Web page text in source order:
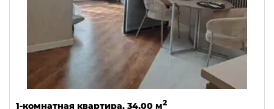
1-комнатная квартира, 34,00 м2